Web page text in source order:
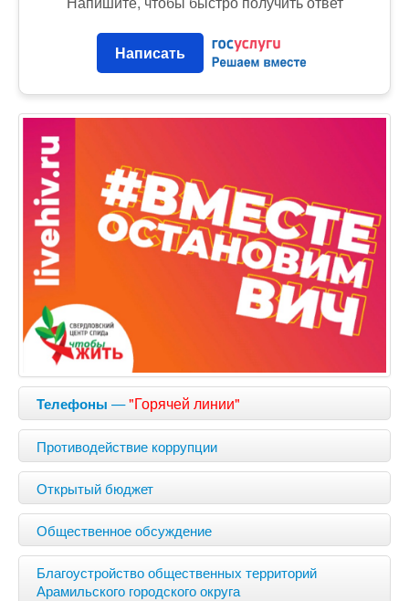
Написать
Телефоны —"Горячей линии"
Противодействие коррупции
Открытый бюджет
Общественное обсуждение
Благоустройство общественных территорий
Арамильского городского округа